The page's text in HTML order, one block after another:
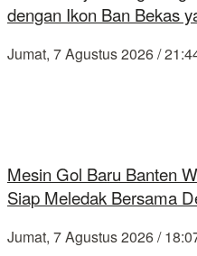
dengan Ikon Ban Bekas
Jumat, 7 Agustus 2026 /
Mesin Gol Baru Banten
Siap Meledak Bersama
Jumat, 7 Agustus 2026 /